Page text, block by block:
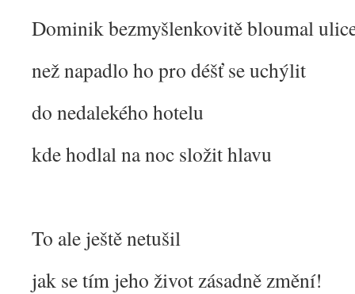
Dominik bezmyšlenkovitě bloumal
než napadlo ho pro déšť se uchýlit
do nedalekého hotelu
kde hodlal na noc složit hlavu
To ale ještě netušil
jak se tím jeho život zásadně změní!